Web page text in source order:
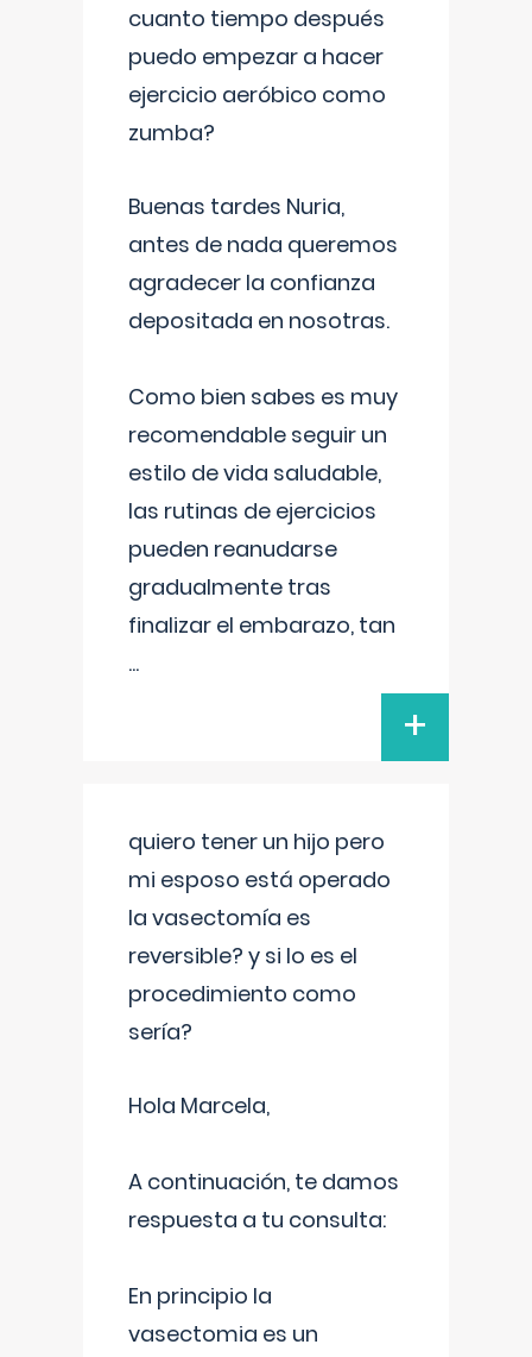
cuanto tiempo después
puedo empezar a hacer
ejercicio aeróbico como
zumba?
Buenas tardes Nuria,
antes de nada queremos
agradecer la confianza
depositada en nosotras.
Como bien sabes es muy
recomendable seguir un
estilo de vida saludable,
las rutinas de ejercicios
pueden reanudarse
gradualmente tras
finalizar el embarazo, tan
...
+
quiero tener un hijo pero
mi esposo está operado
la vasectomía es
reversible? y si lo es el
procedimiento como
sería?
Hola Marcela,
A continuación, te damos
respuesta a tu consulta:
En principio la
vasectomia es un